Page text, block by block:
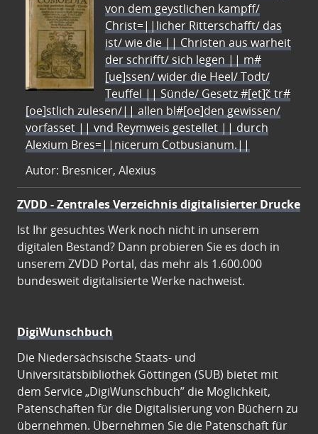
von dem geystlichen kampff/
Christ=||licher Ritterschafft/ das
ist/ wie die || Christen aus warheit
der schrifft/ sich legen || m#
[ue]ssen/ wider die Heel/ Todt/
Teuffel || Sünde/ Gesetz #[et]c̃ tr#
[oe]stlich zulesen/|| allen bl#[oe]den gewissen/
vorfasset || vnd Reymweis gestellet || durch
Alexium Bres=||nicerum Cotbusianum.||
Autor: Bresnicer, Alexius
ZVDD - Zentrales Verzeichnis digitalisierter Drucke
Ist Ihr gesuchtes Werk noch nicht in unserem
digitalen Bestand? Dann probieren Sie es doch in
unserem ZVDD Portal, das mehr als 1.600.000
bundesweit digitalisierte Werke nachweist.
DigiWunschbuch
Die Niedersächsische Staats- und
Universitätsbibliothek Göttingen (SUB) bietet mit
dem Service „DigiWunschbuch” die Möglichkeit,
Patenschaften für die Digitalisierung von Büchern zu
übernehmen. Übernehmen Sie die Patenschaft für